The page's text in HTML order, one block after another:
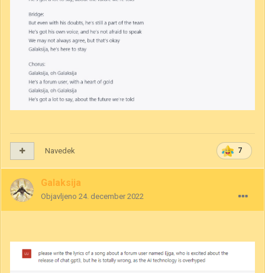
7
Navedek
Galaksija
Objavljeno 24. december 2022